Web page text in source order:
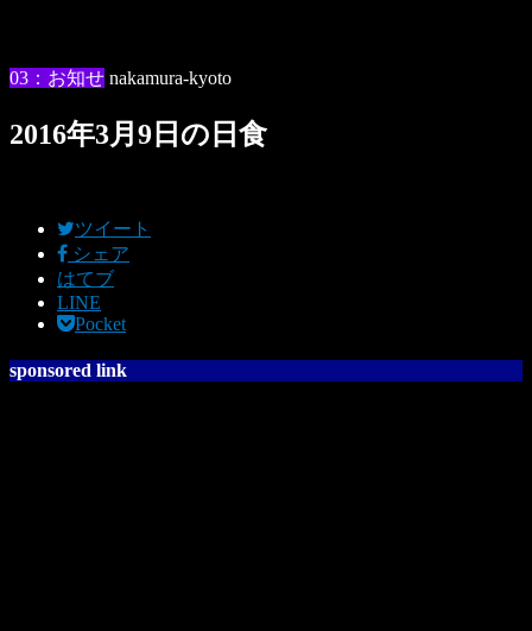
03：お知せ nakamura-kyoto
2016年3月9日の日食
ツイート
シェア
はてブ
LINE
Pocket
sponsored link